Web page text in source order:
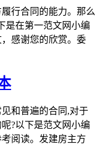
行合同的能力。那么
是在第一范文网小编
感谢您的欣赏。委
和普遍的合同,对于
?以下是范文网小编
阅读。发建房主方